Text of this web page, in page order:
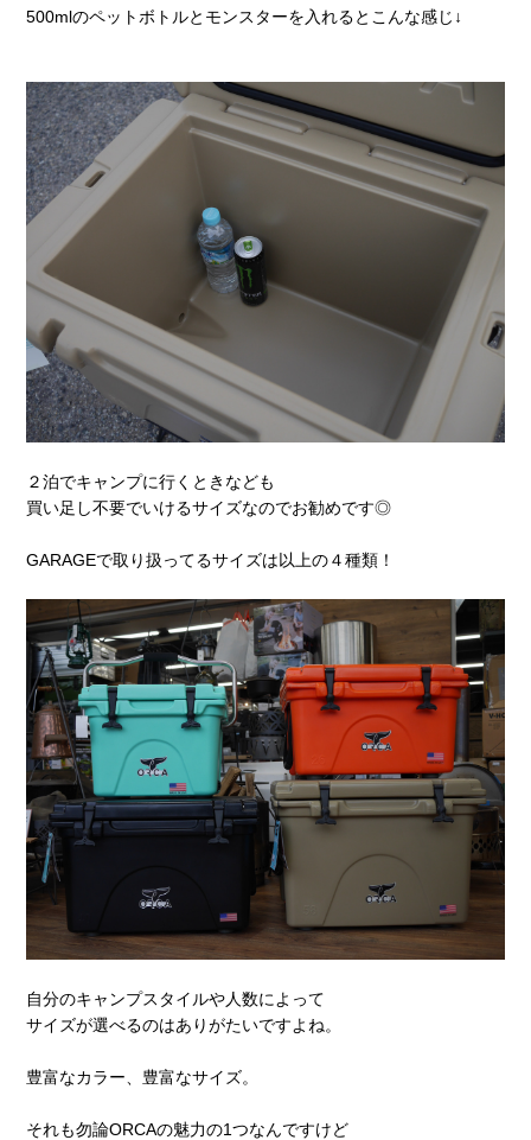
500mlのペットボトルとモンスターを入れるとこんな感じ↓
２泊でキャンプに行くときなども
買い足し不要でいけるサイズなのでお勧めです◎
GARAGEで取り扱ってるサイズは以上の４種類！
自分のキャンプスタイルや人数によって
サイズが選べるのはありがたいですよね。
豊富なカラー、豊富なサイズ。
それも勿論ORCAの魅力の1つなんですけど